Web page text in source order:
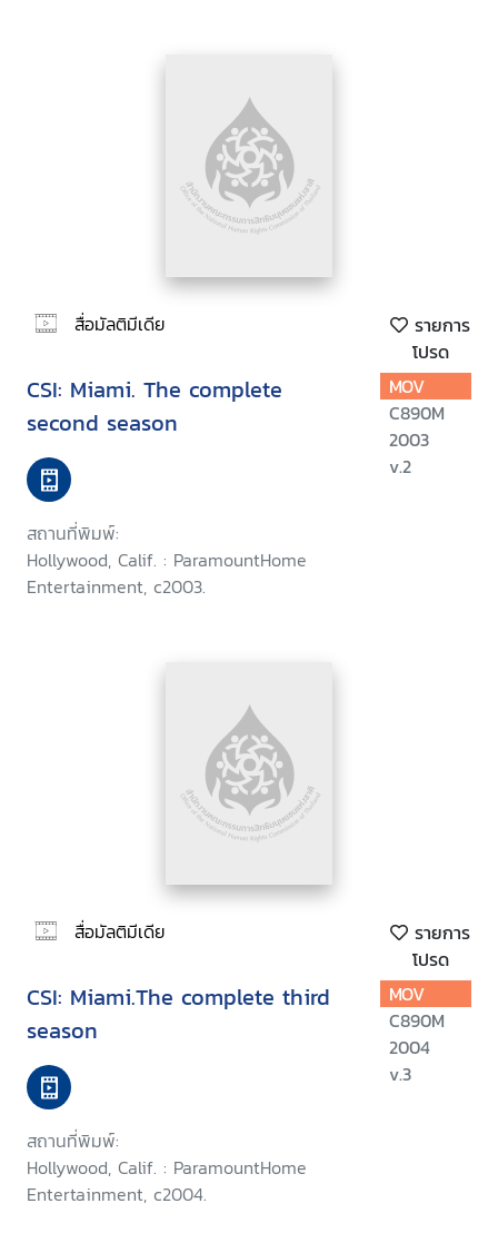
สื่อมัลติมีเดีย
รายการ
โปรด
CSI: Miami. The complete
second season
สถานที่พิมพ์:
Hollywood, Calif. : ParamountHome
Entertainment, c2003.
MOV
C890M
2003
v.2
สื่อมัลติมีเดีย
รายการ
โปรด
CSI: Miami.The complete third
season
สถานที่พิมพ์:
Hollywood, Calif. : ParamountHome
Entertainment, c2004.
MOV
C890M
2004
v.3